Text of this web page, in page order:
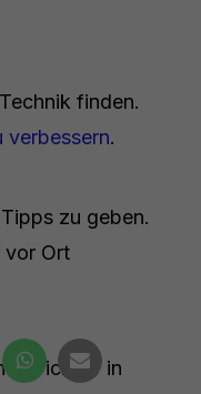
finden.
verbessern.
zu geben.
vor Ort
ich dir in